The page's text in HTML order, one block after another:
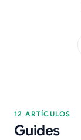
12 ARTÍCULOS
Guides